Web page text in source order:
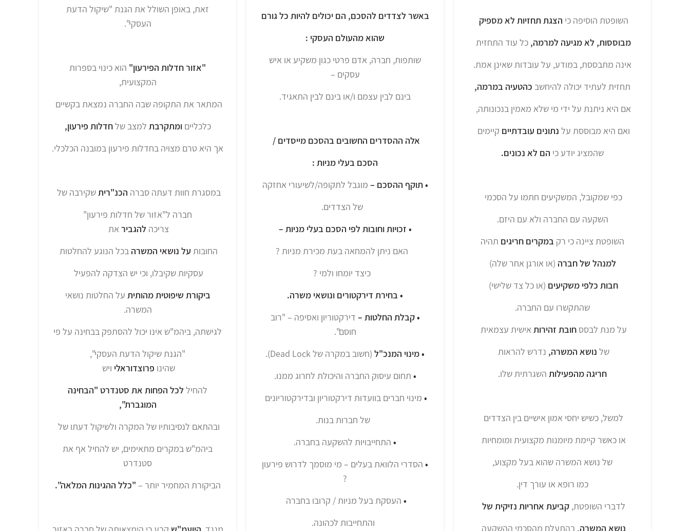
השופטת הוסיפה כי הצגת תחזיות לא מספיק
מבוססות, לא מגיעה למרמה, כל עוד התחזית
אינה מתבססת, במודע, על עובדות שאינן אמת.
תחזית לעתיד יכולה להיחשב כהטעיה במרמה,
אם היא ניתנת על ידי מי שלא מאמין בנכונותה,
ואם היא מבוססת על נתונים עובדתיים קיימים
שהמציג יודע כי הם לא נכונים.
כפי שמקובל, המשקיעים חתמו על הסכמי
השקעה עם החברה ולא עם היזם.
השופטת ציינה כי רק במקרים חריגים תהיה
למנהל של חברה (או אורגן אחר שלה)
חבות כלפי משקיעים (או כל צד שלישי)
שהתקשרו עם החברה.
על מנת לבסס חובת זהירות אישית עצמאית
של נושא המשרה, נדרש להראות
חריגה מהפעילות השגרתית שלו.
למשל, כשיש יחסי אמון אישיים בין הצדדים
או כאשר קיימת מיומנות מקצועית ומומחיות
של נושא המשרה שהוא בעל מקצוע,
כמו רופא או עורך דין.
לדברי השופטת,קביעת אחריות נזיקית של
נושא המשרה, בהתעלם מהסכמי ההשקעה
באשר לצדדים להסכם, הם יכולים להיות כל גורם
שהוא מהעולם העסקי :
שותפות, חברה, אדם פרטי כגון משקיע או איש
עסקים –
בינם לבין עצמם ו/או בינם לבין התאגיד.
אלה ההסדרים החשובים בהסכם מייסדים /
הסכם בעלי מניות :
• תוקף ההסכם – מוגבל לתקופה/לשיעורי אחזקה
של הצדדים.
• זכויות וחובות לפי הסכם בעלי מניות –
האם ניתן להמחאה בעת מכירת מניות ?
כיצד יומחו ולמי ?
• בחירת דירקטורים ונושאי משרה.
• קבלת החלטות – דירקטוריון ואסיפה – "רוב
חוסם".
• מינוי המנכ"ל (חשוב במקרה שלDead Lock
).
• תחום עיסוק החברה והיכולת לחרוג ממנו.
• מינוי חברים בוועדות דירקטוריון ובדירקטוריונים
של חברות בנות.
• התחייבויות להשקעה בחברה.
• הסדרי הלוואת בעלים – מי מוסמך לדרוש פירעון
?
• העסקת בעל מניות / קרובו בחברה
והתחייבות לכהונה.
זאת, באופן השולל את הגנת "שיקול הדעת
העסקי".
"אזור חדלות הפירעון" הוא כינוי בספרות
המקצועית,
המתאר את התקופה שבה החברה נמצאת בקשיים
כלכלייםומתקרבת למצב שלחדלות פירעון,
אך היא טרם מצויה בחדלות פירעון במובנה הכלכלי.
במסגרת חוות דעתה סברה הכנ"ריתשקירבה של
חברה ל"אזור של חדלות פירעון"
צריכה להגביר את
החובות על נושאי המשרה בכל הנוגע להחלטות
עסקיות שקיבלו, וכי יש הצדקה להפעיל
ביקורת שיפוטית מהותית על החלטות נושאי
המשרה.
לגישתה, ביהמ"ש אינו יכול להסתפק בבחינה על פי
"הגנת שיקול הדעת העסקי",
שהינו פרוצדוראלי ויש
להחיל לכל הפחות את סטנדרט "הבחינה
המוגברת",
ובהתאם לנסיבותיו של המקרה ולשיקול דעתו של
ביהמ"ש במקרים מתאימים, יש להחיל אף את
סטנדרט
הביקורת המחמיר יותר – "כלל ההגינות המלאה".